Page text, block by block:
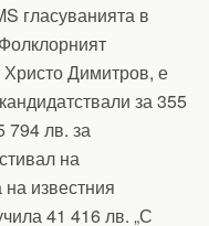
гласуванията в
Димитров, е
за 355
794 лв. за
на
известния
41 416 лв. „С